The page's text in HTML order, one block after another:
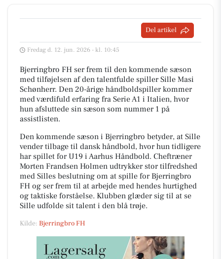
Del artikel
Fredag d. 12. jun. 2026 - kl. 10:45
Bjerringbro FH ser frem til den kommende sæson
med tilføjelsen af den talentfulde spiller Sille Masi
Schønherr. Den 20-årige håndboldspiller kommer
med værdifuld erfaring fra Serie A1 i Italien, hvor
hun afsluttede sin sæson som nummer 1 på
assistlisten.
Den kommende sæson i Bjerringbro betyder, at Sille
vender tilbage til dansk håndbold, hvor hun tidligere
har spillet for U19 i Aarhus Håndbold. Cheftræner
Morten Frandsen Holmen udtrykker stor tilfredshed
med Silles beslutning om at spille for Bjerringbro
FH og ser frem til at arbejde med hendes hurtighed
og taktiske forståelse. Klubben glæder sig til at se
Sille udfolde sit talent i den blå trøje.
Kilde: Bjerringbro FH